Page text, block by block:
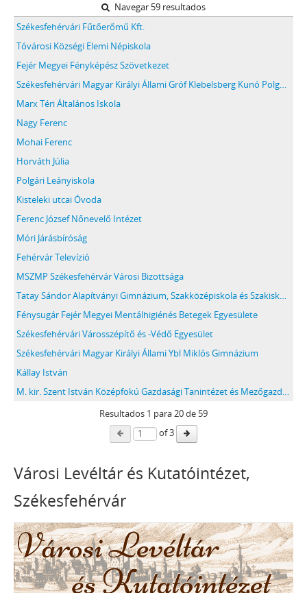
Navegar 59 resultados
Székesfehérvári Fűtőerőmű Kft.
Tóvárosi Községi Elemi Népiskola
Fejér Megyei Fényképész Szövetkezet
Székesfehérvári Magyar Királyi Állami Gróf Klebelsberg Kunó Polgári Fiúiskola
Marx Téri Általános Iskola
Nagy Ferenc
Mohai Ferenc
Horváth Júlia
Polgári Leányiskola
Kisteleki utcai Óvoda
Ferenc József Nőnevelő Intézet
Móri Járásbíróság
Fehérvár Televízió
MSZMP Székesfehérvár Városi Bizottsága
Tatay Sándor Alapítványi Gimnázium, Szakközépiskola és Szakiskola, Székesfehérvár
Fénysugár Fejér Megyei Mentálhigiénés Betegek Egyesülete
Székesfehérvári Városszépítő és -Védő Egyesület
Székesfehérvári Magyar Királyi Állami Ybl Miklós Gimnázium
Kállay István
M. kir. Szent István Középfokú Gazdasági Tanintézet és Mezőgazdasági Szaktanácsadó Állomás
Resultados 1 para20de 59
of 3
Városi Levéltár és Kutatóintézet,
Székesfehérvár